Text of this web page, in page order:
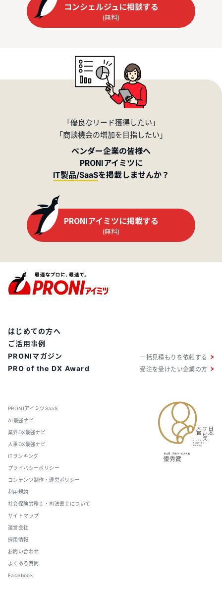
コンシェルジュに相談する
(無料)
「優良なリード獲得したい」
「商談機会の増加を目指したい」
ベンダー企業の皆様へ
PRONIアイミツに
IT製品/SaaSを掲載しませんか？
PRONIアイミツに掲載する
(無料)
PRONIアイミツSaaS
AI最強ナビ
業界DX最強ナビ
人事DX最強ナビ
ITランキング
プライバシーポリシー
コンテンツ制作・運営ポリシー
利用規約
社会保険労務士・司法書士について
サイトマップ
運営会社
採用情報
お問い合わせ
よくある質問
Facebook
はじめての方へ
ご活用事例
PRONIマガジン
PRO of the DX Award
一括見積もりを依頼する
受注を受けたい企業の方